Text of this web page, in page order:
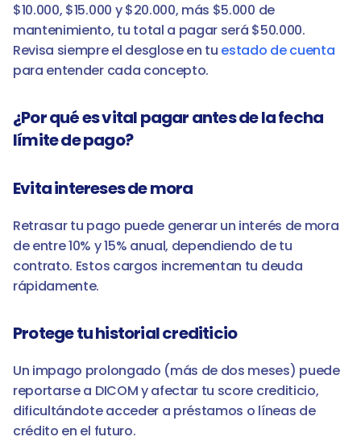
$10.000, $15.000 y $20.000, más $5.000 de
mantenimiento, tu total a pagar será $50.000.
Revisa siempre el desglose en tu estado de cuenta
para entender cada concepto.
¿Por qué es vital pagar antes de la fecha
límite de pago?
Evita intereses de mora
Retrasar tu pago puede generar un interés de mora
de entre 10% y 15% anual, dependiendo de tu
contrato. Estos cargos incrementan tu deuda
rápidamente.
Protege tu historial crediticio
Un impago prolongado (más de dos meses) puede
reportarse a DICOM y afectar tu score crediticio,
dificultándote acceder a préstamos o líneas de
crédito en el futuro.